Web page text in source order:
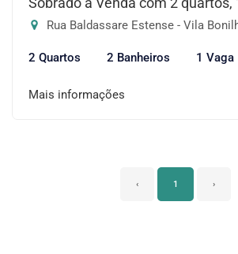
Rua Baldassare Estense - Vila
2 Quartos 2 Banheiros 1 Vaga
Mais informações
‹ 1 ›